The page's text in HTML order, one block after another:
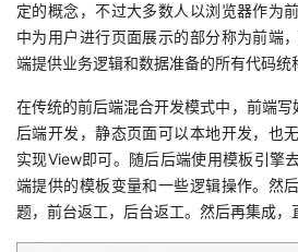
发
我
的
博
我
的
我
定的概念，不过大多数人以浏览器作为
中为用户进行页面展示的部分称为前端
端提供业务逻辑和数据准备的所有代码统
在传统的前后端混合开发模式中，前端
后端开发，静态页面可以本地开发，也
实现View即可。随后后端使用模板引擎
端提供的模板变量和一些逻辑操作。然
题，前台返工，后台返工。然后再集成，